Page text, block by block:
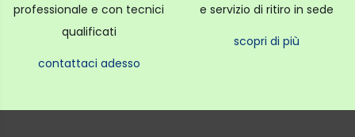
Scomparto antipolvere ×1 (pre-installato)
Alimentazione elettrica ×1
Avviso di garanzia x1
professionale e con tecnici
qualificati
contattaci adesso
e servizio di ritiro in sede
scopri di più